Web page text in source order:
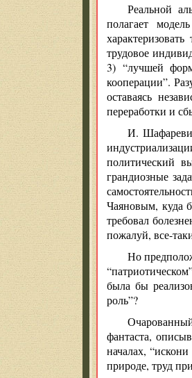
Реальной
полагает
трудовое
3) “лучшей
кооперации”.
оставаясь
переработки и
И.
политический
грандиозные
Чаяновым, куда
требовал
пожалуй, все-
Но
была бы
роль”?
фантаста,
началах,
природе, труд